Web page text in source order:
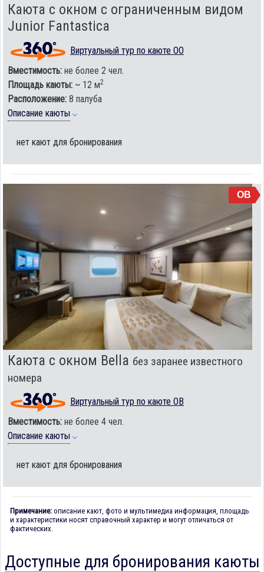
Каюта с окном с ограниченным видом
Junior Fantastica
Виртуальный тур по каюте OO
Вместимость: не более 2 чел.
Площадь каюты: ~ 12 м2
Расположение: 8 палуба
Описание каюты
нет кают для бронирования
OB
Каюта с окном Bella без заранее известного
номера
Виртуальный тур по каюте OB
Вместимость: не более 4 чел.
Описание каюты
нет кают для бронирования
Примечание: описание кают, фото и мультимедиа информация, площадь
и характеристики носят справочный характер и могут отличаться от
фактических.
Доступные для бронирования каюты